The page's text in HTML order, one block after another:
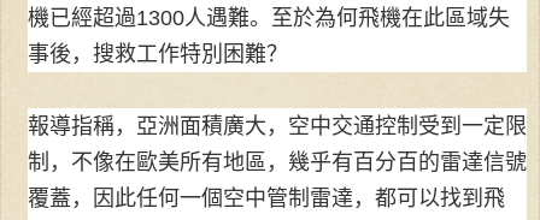
機已經超過1300人遇難。至於為何飛機在此區域失
事後，搜救工作特別困難？
報導指稱，亞洲面積廣大，空中交通控制受到一定限
制，不像在歐美所有地區，幾乎有百分百的雷達信號
覆蓋，因此任何一個空中管制雷達，都可以找到飛